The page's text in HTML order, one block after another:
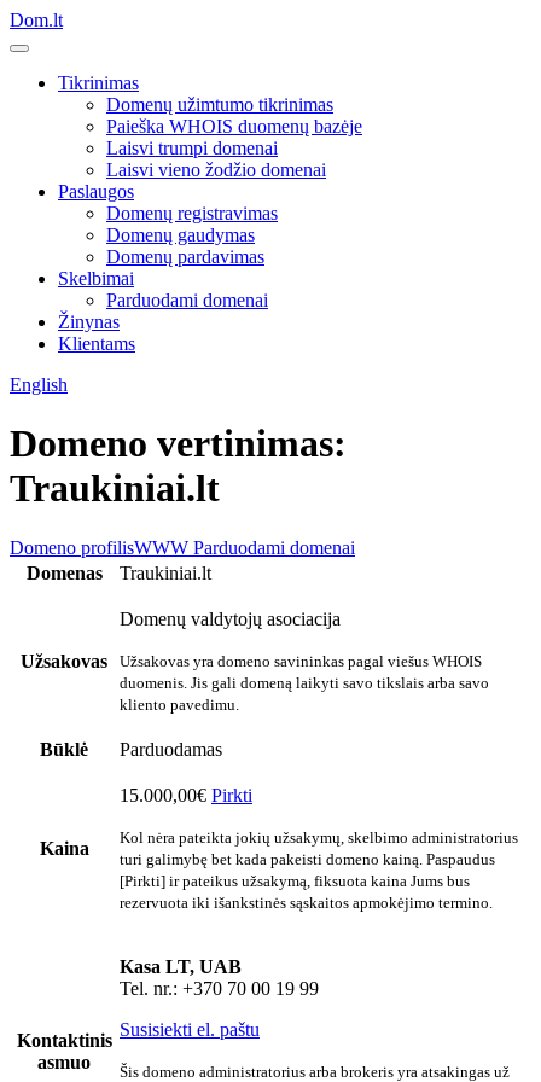
Dom.lt
Tikrinimas
Domenų užimtumo tikrinimas
Paieška WHOIS duomenų bazėje
Laisvi trumpi domenai
Laisvi vieno žodžio domenai
Paslaugos
Domenų registravimas
Domenų gaudymas
Domenų pardavimas
Skelbimai
Parduodami domenai
Žinynas
Klientams
English
Domeno vertinimas:
Traukiniai.lt
Domeno profilisWWW Parduodami domenai
Domenas
Traukiniai.lt
Užsakovas
Domenų valdytojų asociacija
Užsakovas yra domeno savininkas pagal viešus WHOIS
duomenis. Jis gali domeną laikyti savo tikslais arba savo
kliento pavedimu.
Būklė Parduodamas
Kaina
15.000,00€ Pirkti
Kol nėra pateikta jokių užsakymų, skelbimo administratorius
turi galimybę bet kada pakeisti domeno kainą. Paspaudus
[Pirkti] ir pateikus užsakymą, fiksuota kaina Jums bus
rezervuota iki išankstinės sąskaitos apmokėjimo termino.
Kontaktinis
asmuo
Kasa LT, UAB
Tel. nr.: +370 70 00 19 99
Susisiekti el. paštu
Šis domeno administratorius arba brokeris yra atsakingas už